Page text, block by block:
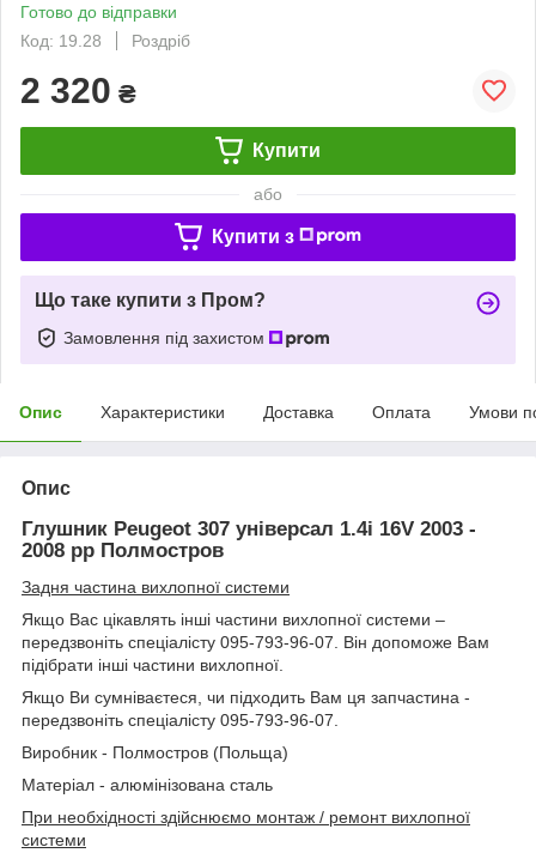
Готово до відправки
Код: 19.28
Роздріб
2 320 ₴
Купити
або
Купити з
Що таке купити з Пром?
Замовлення під захистом
Опис Характеристики Доставка Оплата Умови
Опис
Глушник Peugeot 307 універсал 1.4i 16V 2003 -
2008 рр Полмостров
Задня частина вихлопної системи
Якщо Вас цікавлять інші частини вихлопної системи –
передзвоніть спеціалісту 095-793-96-07. Він допоможе Вам
підібрати інші частини вихлопної.
Якщо Ви сумніваєтеся, чи підходить Вам ця запчастина -
передзвоніть спеціалісту 095-793-96-07.
Виробник - Полмостров (Польща)
Матеріал - алюмінізована сталь
При необхідності здійснюємо монтаж / ремонт вихлопної
системи